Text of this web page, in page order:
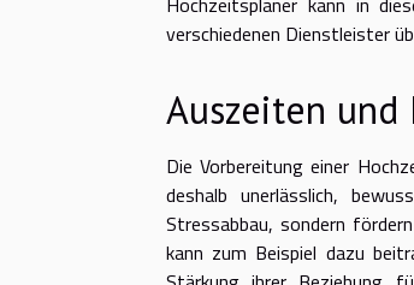
verschiedenen Dienstleister
Auszeiten und
Die Vorbereitung einer
deshalb unerlässlich,
Stressabbau, sondern
kann zum Beispiel dazu